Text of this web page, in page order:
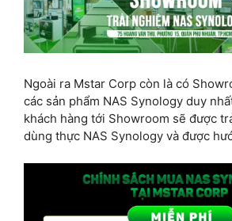
Ngoài ra Mstar Corp còn là có
các sản phẩm NAS Synology duy
khách hàng tới Showroom sẽ được
dùng thực NAS Synology và được